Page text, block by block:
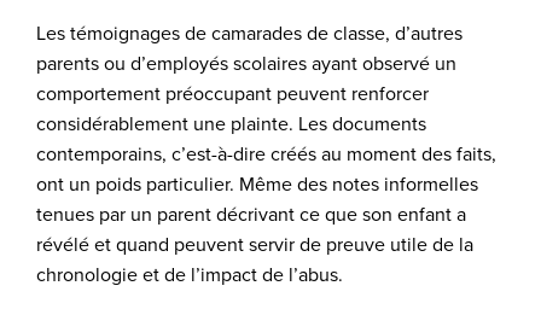
Les témoignages de camarades de classe, d’autres
parents ou d’employés scolaires ayant observé un
comportement préoccupant peuvent renforcer
considérablement une plainte. Les documents
contemporains, c’est-à-dire créés au moment des faits,
ont un poids particulier. Même des notes informelles
tenues par un parent décrivant ce que son enfant a
révélé et quand peuvent servir de preuve utile de la
chronologie et de l’impact de l’abus.